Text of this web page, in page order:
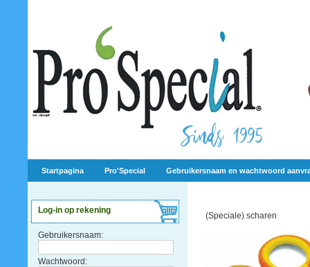
Startpagina Pro'Special Gebruikersnaam en wachtwoord
Log-in op rekening
Gebruikersnaam:
Wachtwoord:
(Speciale) scharen